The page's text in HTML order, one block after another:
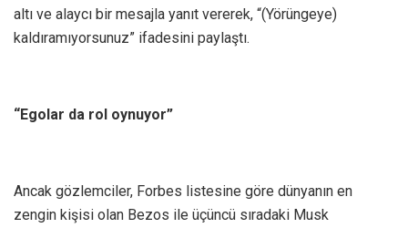
altı ve alaycı bir mesajla yanıt vererek, “(Yörüngeye)
kaldıramıyorsunuz” ifadesini paylaştı.
“Egolar da rol oynuyor”
Ancak gözlemciler, Forbes listesine göre dünyanın en
zengin kişisi olan Bezos ile üçüncü sıradaki Musk